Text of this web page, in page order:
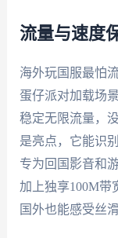
流量与速度
海外玩国服最怕
蛋仔派对加载场
稳定无限流量，
是亮点，它能识
专为回国影音和
加上独享100M带
国外也能感受丝